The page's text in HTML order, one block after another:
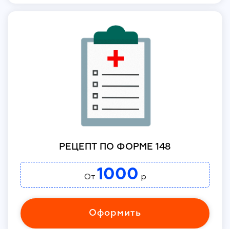
РЕЦЕПТ ПО ФОРМЕ 148
От 1000 р
Оформить